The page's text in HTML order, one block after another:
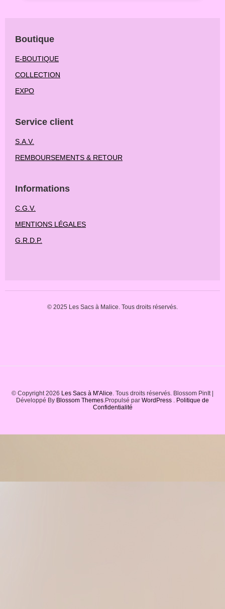
Boutique
E-BOUTIQUE
COLLECTION
EXPO
Service client
S.A.V.
REMBOURSEMENTS & RETOUR
Informations
C.G.V.
MENTIONS LÉGALES
G.R.D.P.
© 2025 Les Sacs à Malice. Tous droits réservés.
© Copyright 2026 Les Sacs à M'Alice . Tous droits réservés.
Blossom PinIt |
Développé By Blossom Themes .Propulsé par WordPress
Politique de
Confidentialité